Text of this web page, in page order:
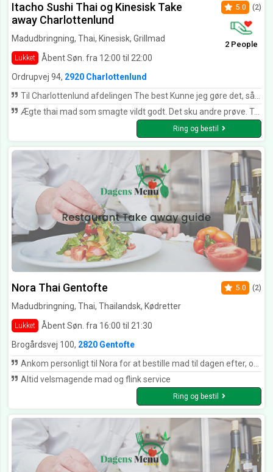
Itacho Sushi Thai og Kinesisk Take
away Charlottenlund
Madudbringning, Thai, Kinesisk, Grillmad
Lukket Åbent Søn. fra 12:00 til 22:00
5.0 (2)
2 People
Ordrupvej 94, 2920 Charlottenlund
Til Charlottenlund afdelingen The best Kunne jeg gøre det, så ville jeg give 10 stjerner. Jeg fik leveret (til aftalt tid) nytårsmenu 1. Meget lækkert anrettet, og den mest velsmagende og friske sushi. Det var en stor oplevelse på en historisk aften. Tusind tak for mad👏🥳 Dato for oplevelse: 31. december 2023
Ægte thai mad som smagte vildt godt. Det sku andre prøve. Tak for dejlig mad
Ring og bestil
Nora Thai Gentofte
Madudbringning, Thai, Thailandsk, Kødretter
Lukket Åbent Søn. fra 16:00 til 21:30
5.0 (2)
Brogårdsvej 100, 2820 Gentofte
Ankom personligt til Nora for at bestille mad til dagen efter, og personen jeg talte til var behagelig og hjælpsom. Maden stod klar til afhentning da jeg ankom, og den unge dame som også havde lavet maden var venlig og serviceminded. Maden smagte særdeles godt med friske råvarer og tilpas styrke. Kan kun anbefale dette sted.
Altid velsmagende mad og flink service
Ring og bestil